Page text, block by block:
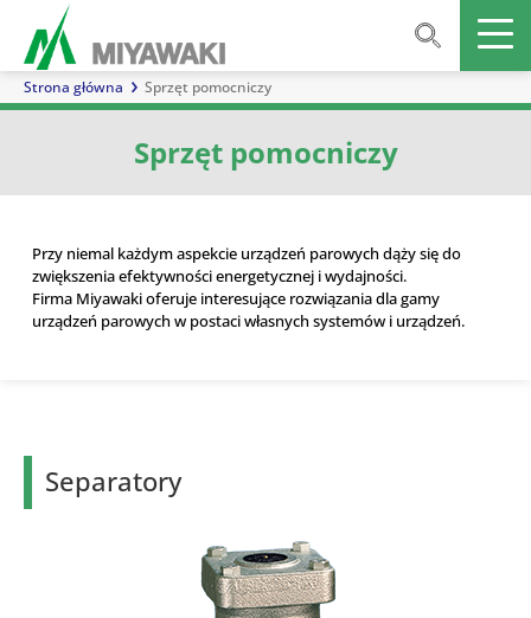
Strona główna Sprzęt pomocniczy
Sprzęt pomocniczy
Przy niemal każdym aspekcie urządzeń parowych dąży się do
zwiększenia efektywności energetycznej i wydajności.
Firma Miyawaki oferuje interesujące rozwiązania dla gamy
urządzeń parowych w postaci własnych systemów i urządzeń.
Separatory